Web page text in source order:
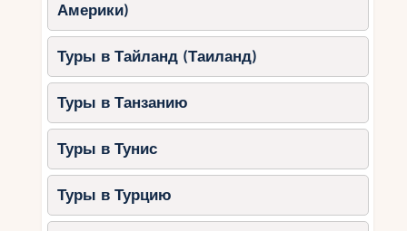
Америки)
Туры в Тайланд (Таиланд)
Туры в Танзанию
Туры в Тунис
Туры в Турцию